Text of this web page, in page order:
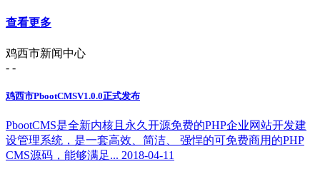
查看更多
鸡西市新闻中心
- -
鸡西市PbootCMSV1.0.0正式发布
PbootCMS是全新内核且永久开源免费的PHP企业网站开发建
设管理系统，是一套高效、简洁、 强悍的可免费商用的PHP
CMS源码，能够满足... 2018-04-11